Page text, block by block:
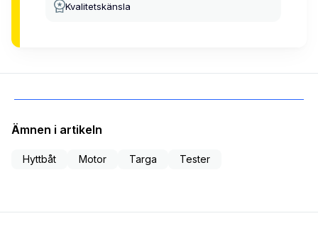
Kvalitetskänsla
Ämnen i artikeln
Hyttbåt Motor Targa Tester